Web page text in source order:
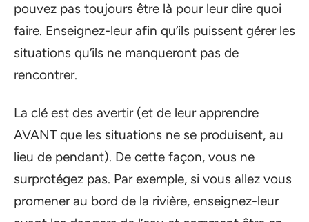
pouvez pas toujours être là pour leur dire quoi
faire. Enseignez-leur afin qu’ils puissent gérer les
situations qu’ils ne manqueront pas de
rencontrer.
La clé est des avertir (et de leur apprendre
AVANT que les situations ne se produisent, au
lieu de pendant). De cette façon, vous ne
surprotégez pas. Par exemple, si vous allez vous
promener au bord de la rivière, enseignez-leur